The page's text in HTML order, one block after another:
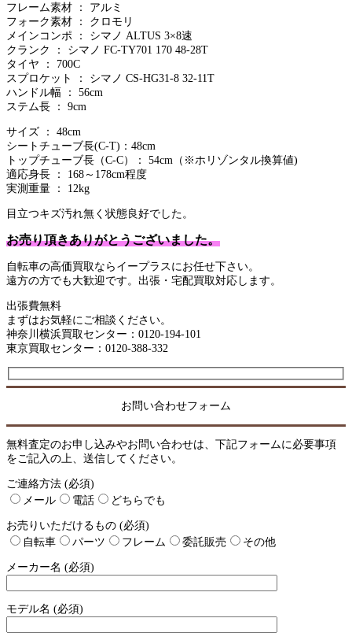
フレーム素材 ： アルミ
フォーク素材 ： クロモリ
メインコンポ ： シマノ ALTUS 3×8速
クランク ： シマノ FC-TY701 170 48-28T
タイヤ ： 700C
スプロケット ： シマノ CS-HG31-8 32-11T
ハンドル幅 ： 56cm
ステム長 ： 9cm
サイズ ： 48cm
シートチューブ長(C-T)：48cm
トップチューブ長（C-C）： 54cm（※ホリゾンタル換算値)
適応身長 ： 168～178cm程度
実測重量 ： 12kg
目立つキズ汚れ無く状態良好でした。
お売り頂きありがとうございました。
自転車の高価買取ならイープラスにお任せ下さい。
遠方の方でも大歓迎です。出張・宅配買取対応します。
出張費無料
まずはお気軽にご相談ください。
神奈川横浜買取センター：0120-194-101
東京買取センター：0120-388-332
お問い合わせフォーム
無料査定のお申し込みやお問い合わせは、下記フォームに必要事項
をご記入の上、送信してください。
ご連絡方法 (必須)
メール
電話 どちらでも
お売りいただけるもの (必須)
自転車
パーツ フレーム 委託販売 その他
メーカー名 (必須)
モデル名 (必須)